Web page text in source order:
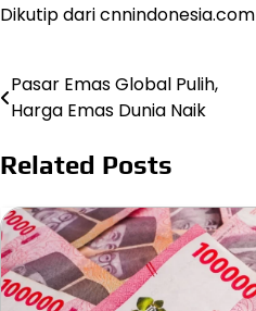
Dikutip dari cnnindonesia.com
Post
navigation
Pasar Emas Global Pulih,
Harga Emas Dunia Naik
Related Posts